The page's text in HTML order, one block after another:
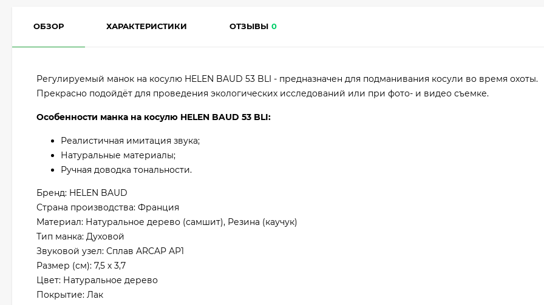
ОБЗОР ХАРАКТЕРИСТИКИ ОТЗЫВЫ 0
Регулируемый манок на косулю HELEN BAUD 53 BLI - предназначен для подманивания косули во время охоты.
Прекрасно подойдёт для проведения экологических исследований или при фото- и видео съемке.
Особенности манка на косулю HELEN BAUD 53 BLI:
Реалистичная имитация звука;
Натуральные материалы;
Ручная доводка тональности.
Бренд: HELEN BAUD
Страна производства: Франция
Материал: Натуральное дерево (самшит), Резина (каучук)
Тип манка: Духовой
Звуковой узел: Сплав ARCAP AP1
Размер (см): 7,5 х 3,7
Цвет: Натуральное дерево
Покрытие: Лак